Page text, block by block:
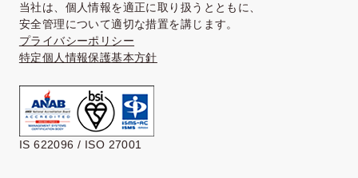
当社は、個人情報を適正に取り扱うとともに、
安全管理について適切な措置を講じます。
プライバシーポリシー
特定個人情報保護基本方針
IS 622096 / ISO 27001